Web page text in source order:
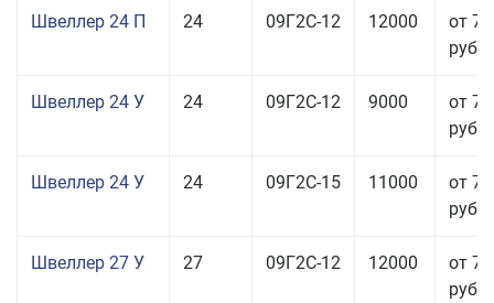
Швеллер 24 П 24 09Г2С-12 12000
от
руб.
Швеллер 24 У 24 09Г2С-12 9000
от
руб.
Швеллер 24 У 24 09Г2С-15 11000
от
руб.
Швеллер 27 У 27 09Г2С-12 12000
от
руб.